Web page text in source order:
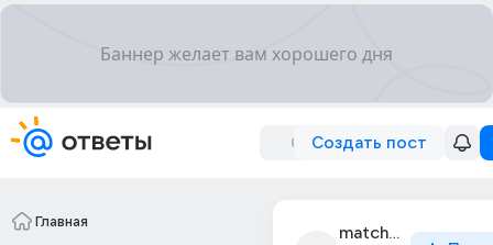
Создать пост
Главная
matcha_8479